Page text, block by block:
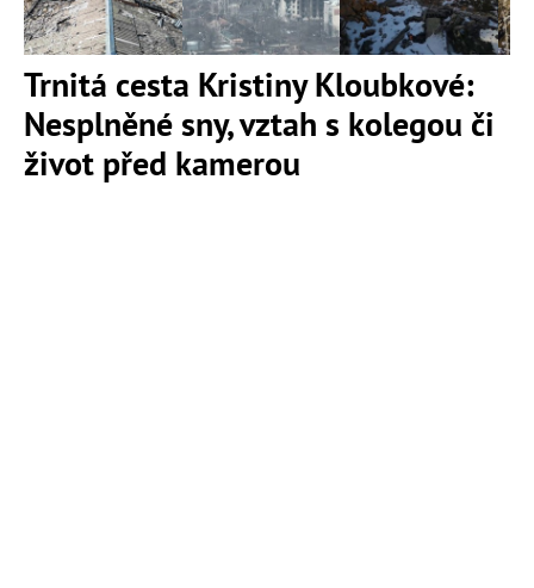
Trnitá cesta Kristiny Kloubkové:
Nesplněné sny, vztah s kolegou či
život před kamerou